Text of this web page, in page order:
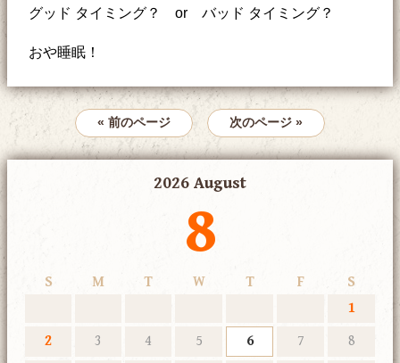
グッド タイミング？ or バッド タイミング？
おや睡眠！
« 前のページ 次のページ »
2026 August
8
S M T W T F
S
1
2
3 4 5 6 7
8